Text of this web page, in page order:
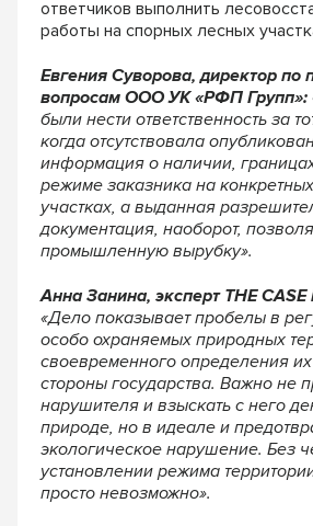
ответчиков выполнить
работы на спорных лесных
Евгения Суворова, директор по
вопросам ООО УК «РФП Групп»:
были нести ответственность за
когда отсутствовала
информация о наличии,
режиме заказника на
участках, а выданная
документация, наоборот,
промышленную вырубку».
Анна Занина, эксперт THE
«Дело показывает пробелы в
особо охраняемых природных
своевременного определения
стороны государства. Важно не
нарушителя и взыскать с него
природе, но в идеале и
экологическое нарушение. Без
установлении режима
просто невозможно».